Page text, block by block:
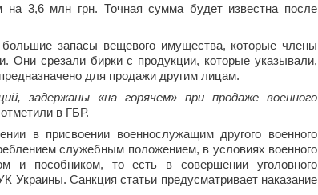
3,6 млн грн. Точная сумма будет известна после
запасы вещевого имущества, которые члены
Они срезали бирки с продукции, которые указывали,
для продажи другим лицам.
задержаны «на горячем» при продаже военного
в ГБР.
в присвоении военнослужащим другого военного
служебным положением, в условиях военного
и пособником, то есть в совершении уголовного
Украины. Санкция статьи предусматривает наказание